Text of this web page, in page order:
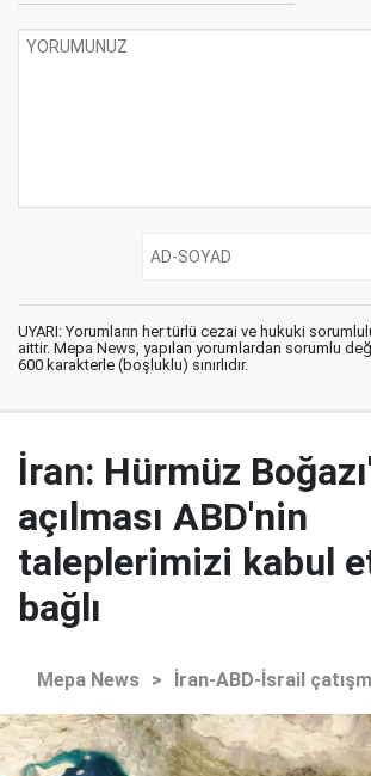
UYARI: Yorumların her türlü cezai ve hukuki
aittir. Mepa News, yapılan yorumlardan sorumlu
600 karakterle (boşluklu) sınırlıdır.
İran: Hürmüz
açılması ABD'nin
taleplerimizi kabul
bağlı
Mepa News > İran-ABD-İsrail